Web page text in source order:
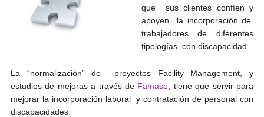
que sus clientes confíen y
apoyen la incorporación de
trabajadores de diferentes
tipologías con discapacidad.
La “normalización” de proyectos Facility Management, y
estudios de mejoras a través de Famase , tiene que servir para
mejorar la incorporación laboral y contratación de personal con
discapacidades.